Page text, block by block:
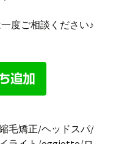
度ご相談ください♪
毛矯正/ヘッドスパ/